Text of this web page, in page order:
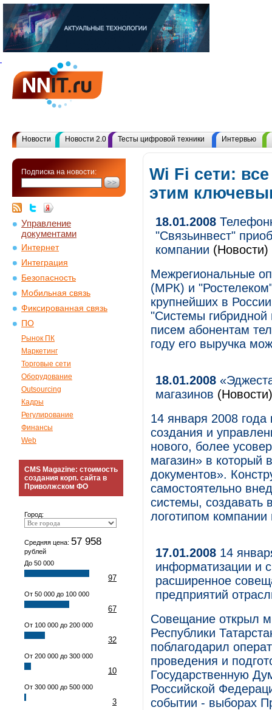
Новости Новости 2.0 Тесты цифровой техники Интервью
Подписка на новости:
Управление
документами
Интернет
Интеграция
Безопасность
Мобильная связь
Фиксированная связь
ПО
Рынок ПК
Маркетинг
Торговые сети
Оборудование
Outsourcing
Кадры
Регулирование
Финансы
Web
CMS Magazine: стоимость
создания корп. сайта в
Приволжском ФО
Город:
Средняя цена: 57 958
рублей
До 50 000
97
От 50 000 до 100 000
67
От 100 000 до 200 000
32
От 200 000 до 300 000
10
От 300 000 до 500 000
3
Wi Fi сети:
этим
18.01.2008
"Связьинвест"
компании (Новости)
Межрегиональные
(МРК) и
крупнейших в
"Системы гибридной
писем абонентам
году его выручка
18.01.2008
магазинов (Новости)
14 января 2008
создания и
нового, более
магазин» в который
документов».
самостоятельно
системы, создавать
логотипом
17.01.2008 14
информатизации и
расширенное
предприятий
Совещание открыл
Республики
поблагодарил
проведения и
Государственную
Российской
событии - выборах